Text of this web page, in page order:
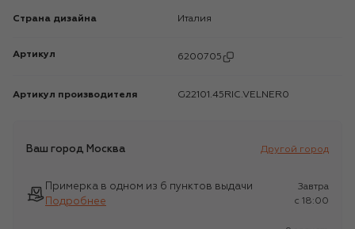
Страна дизайна Италия
Артикул 6200705
Артикул производителя G22101.45RIC.VELNER0
Ваш город Москва Другой город
Примерка в одном из 6 пунктов выдачи
Подробнее
Завтра
c 18:00